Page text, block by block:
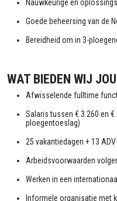
Nauwkeurige en
Goede beheersing van de
Bereidheid om in 3-
WAT BIEDEN WIJ
Afwisselende fulltime
Salaris tussen € 3.260 en €
ploegentoeslag)
25 vakantiedagen + 13
Arbeidsvoorwaarden
Werken in een
Informele organisatie met